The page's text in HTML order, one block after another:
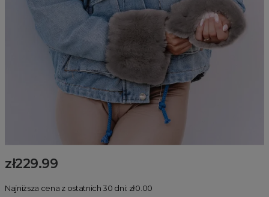
zł229.99
Najniższa cena z ostatnich 30 dni: zł0.00